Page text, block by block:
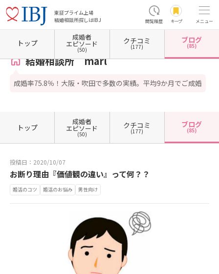
東証プライム上場
結婚相談所探しはIBJ
閲覧履歴 キープ メニュー
ホーム 大阪府の結婚相談所 大阪府吹田市 結婚相談所 marl カウンセラーブログ一覧
結婚相談所 marl
成婚率75.8％！大阪・吹田で多数の実績。平均9か月でご成婚
トップ
成婚者
エピソード
(50)
クチコミ
(177)
ブログ
(85)
トップ
成婚者
エピソード
(50)
クチコミ
(177)
ブログ
(85)
投稿日：2020/10/07
お断り理由『価値観の違い』って何？？
婚活のコツ 婚活のお悩み 男性向け